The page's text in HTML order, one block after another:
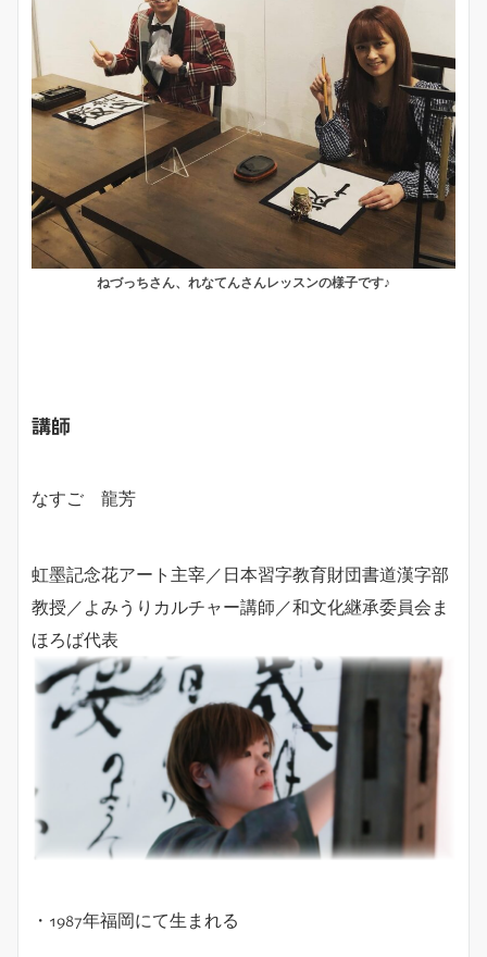
ねづっちさん、れなてんさんレッスンの様子です♪
講師
なすご 龍芳
虹墨記念花アート主宰／日本習字教育財団書道漢字部
教授／よみうりカルチャー講師／和文化継承委員会ま
ほろば代表
・ 1987年福岡にて生まれる